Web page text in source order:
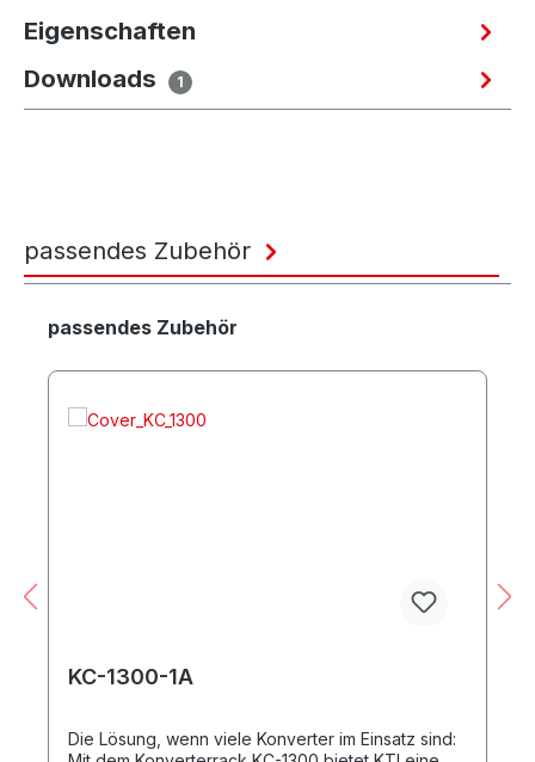
Eigenschaften
Downloads
1
passendes Zubehör
Produktgalerie überspringen
passendes Zubehör
KC-1300-1A
Die Lösung, wenn viele Konverter im Einsatz sind: